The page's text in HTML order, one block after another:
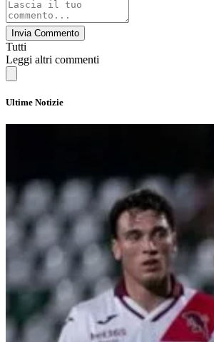
Invia Commento
Tutti
Leggi altri commenti
Ultime Notizie